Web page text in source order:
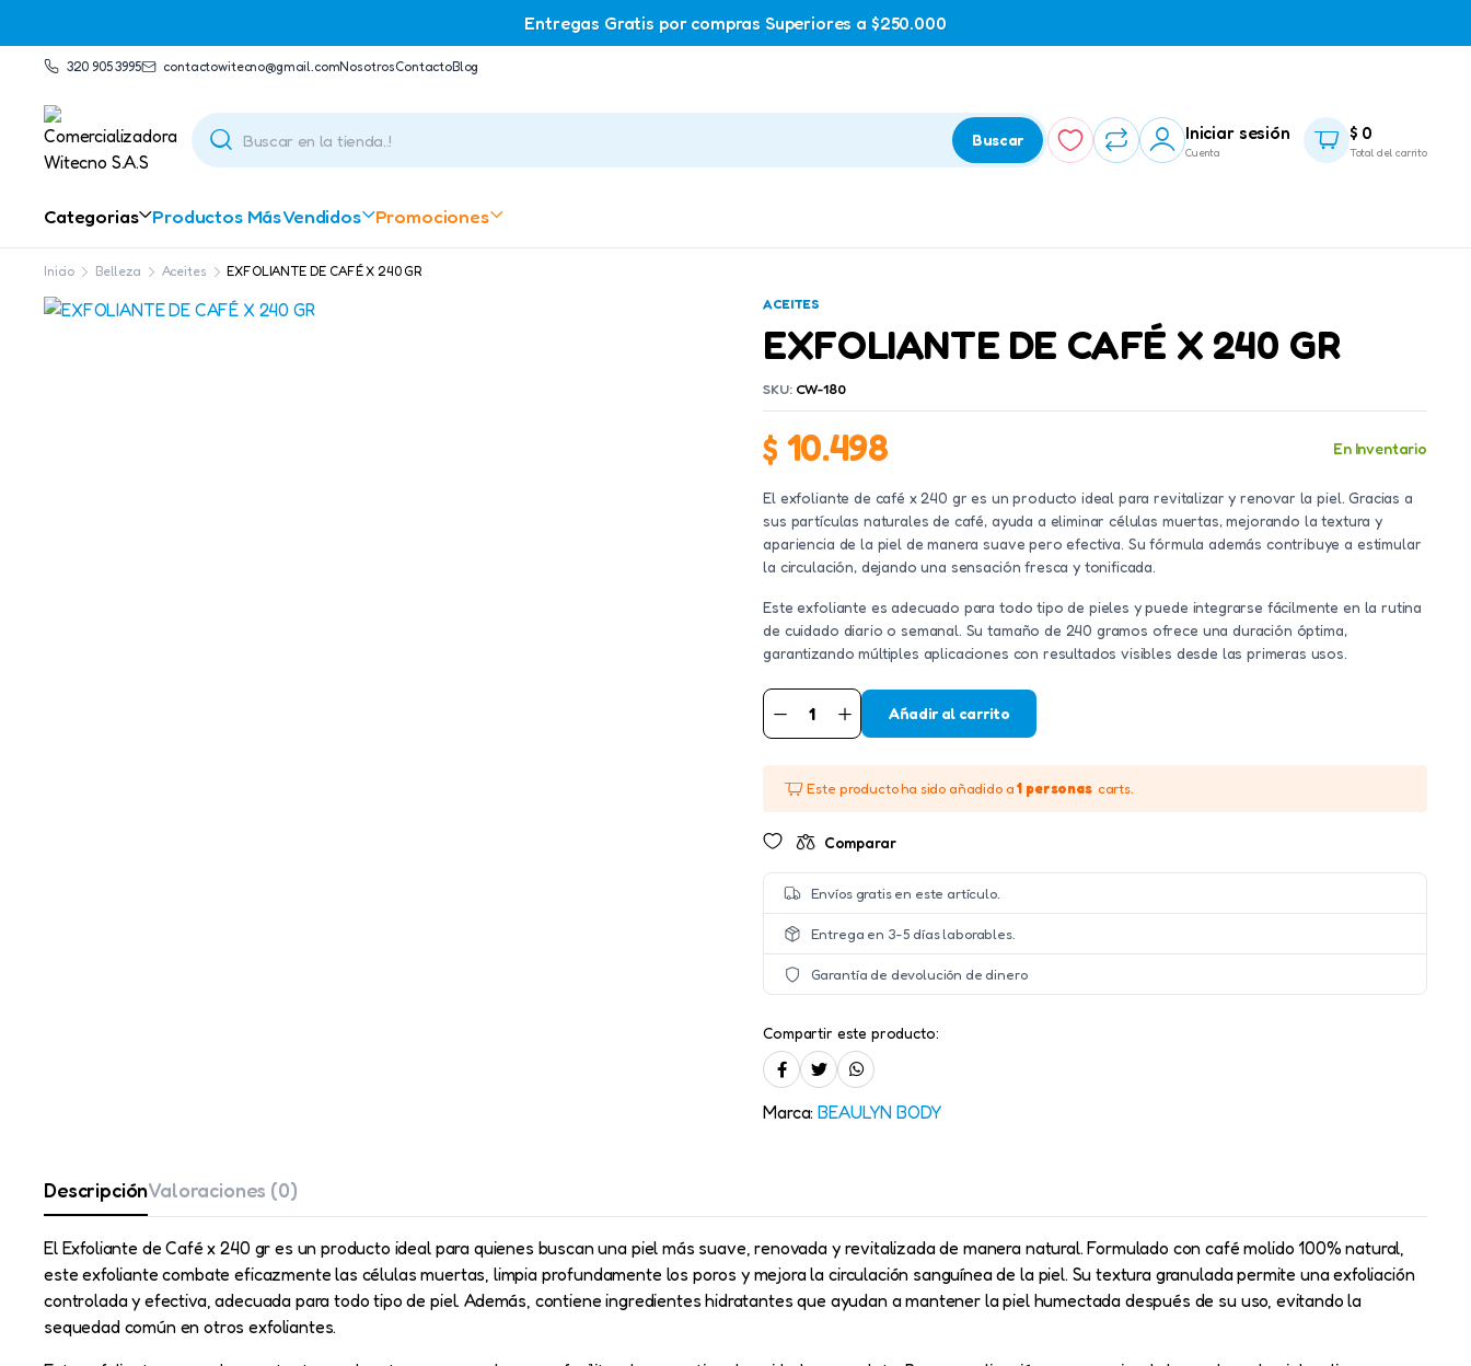
Entregas Gratis por compras Superiores a $250.000
320 905 3995 contactowitecno@gmail.com​NosotrosContactoBlog
Buscar Iniciar sesión
Cuenta
$ 0
Total del carrito
Categorias Productos Más Vendidos Promociones
Inicio Belleza Aceites
EXFOLIANTE DE CAFÉ X 240 GR
ACEITES
EXFOLIANTE DE CAFÉ X 240 GR
SKU: CW-180
$ 10.498 En Inventario
El exfoliante de café x 240 gr es un producto ideal para revitalizar y renovar la piel. Gracias a
sus partículas naturales de café, ayuda a eliminar células muertas, mejorando la textura y
apariencia de la piel de manera suave pero efectiva. Su fórmula además contribuye a estimular
la circulación, dejando una sensación fresca y tonificada.
Este exfoliante es adecuado para todo tipo de pieles y puede integrarse fácilmente en la rutina
de cuidado diario o semanal. Su tamaño de 240 gramos ofrece una duración óptima,
garantizando múltiples aplicaciones con resultados visibles desde las primeras usos.
EXFOLIANTE
DE
X
240
cantidad
Añadir al carrito
Este producto ha sido añadido a1 personas carts.
Comparar
Envíos gratis en este artículo.
Entrega en 3-5 días laborables.
Garantía de devolución de dinero
Compartir este producto:
Marca:BEAULYN BODY
DescripciónValoraciones (0)
El Exfoliante de Café x 240 gr es un producto ideal para quienes buscan una piel más suave, renovada y revitalizada de manera natural. Formulado con café molido 100% natural,
este exfoliante combate eficazmente las células muertas, limpia profundamente los poros y mejora la circulación sanguínea de la piel. Su textura granulada permite una exfoliación
controlada y efectiva, adecuada para todo tipo de piel. Además, contiene ingredientes hidratantes que ayudan a mantener la piel humectada después de su uso, evitando la
sequedad común en otros exfoliantes.